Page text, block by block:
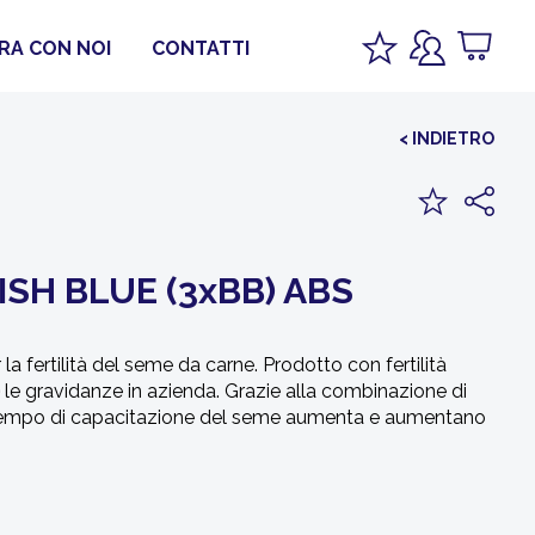
CON NOI CONTATTI
< INDIETRO
BLUE (3xBB) ABS
fertilità del seme da carne. Prodotto con fertilità
gravidanze in azienda. Grazie alla combinazione di
di capacitazione del seme aumenta e aumentano